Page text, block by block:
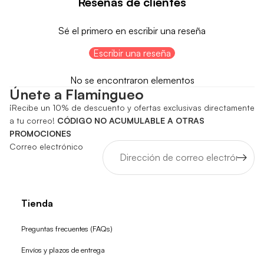
Sé el primero en escribir una reseña
Escribir una reseña
No se encontraron elementos
Únete a Flamingueo
¡Recibe un 10% de descuento y ofertas exclusivas directamente
a tu correo! CÓDIGO NO ACUMULABLE A OTRAS
PROMOCIONES
Correo electrónico
Tienda
Preguntas frecuentes (FAQs)
Envíos y plazos de entrega